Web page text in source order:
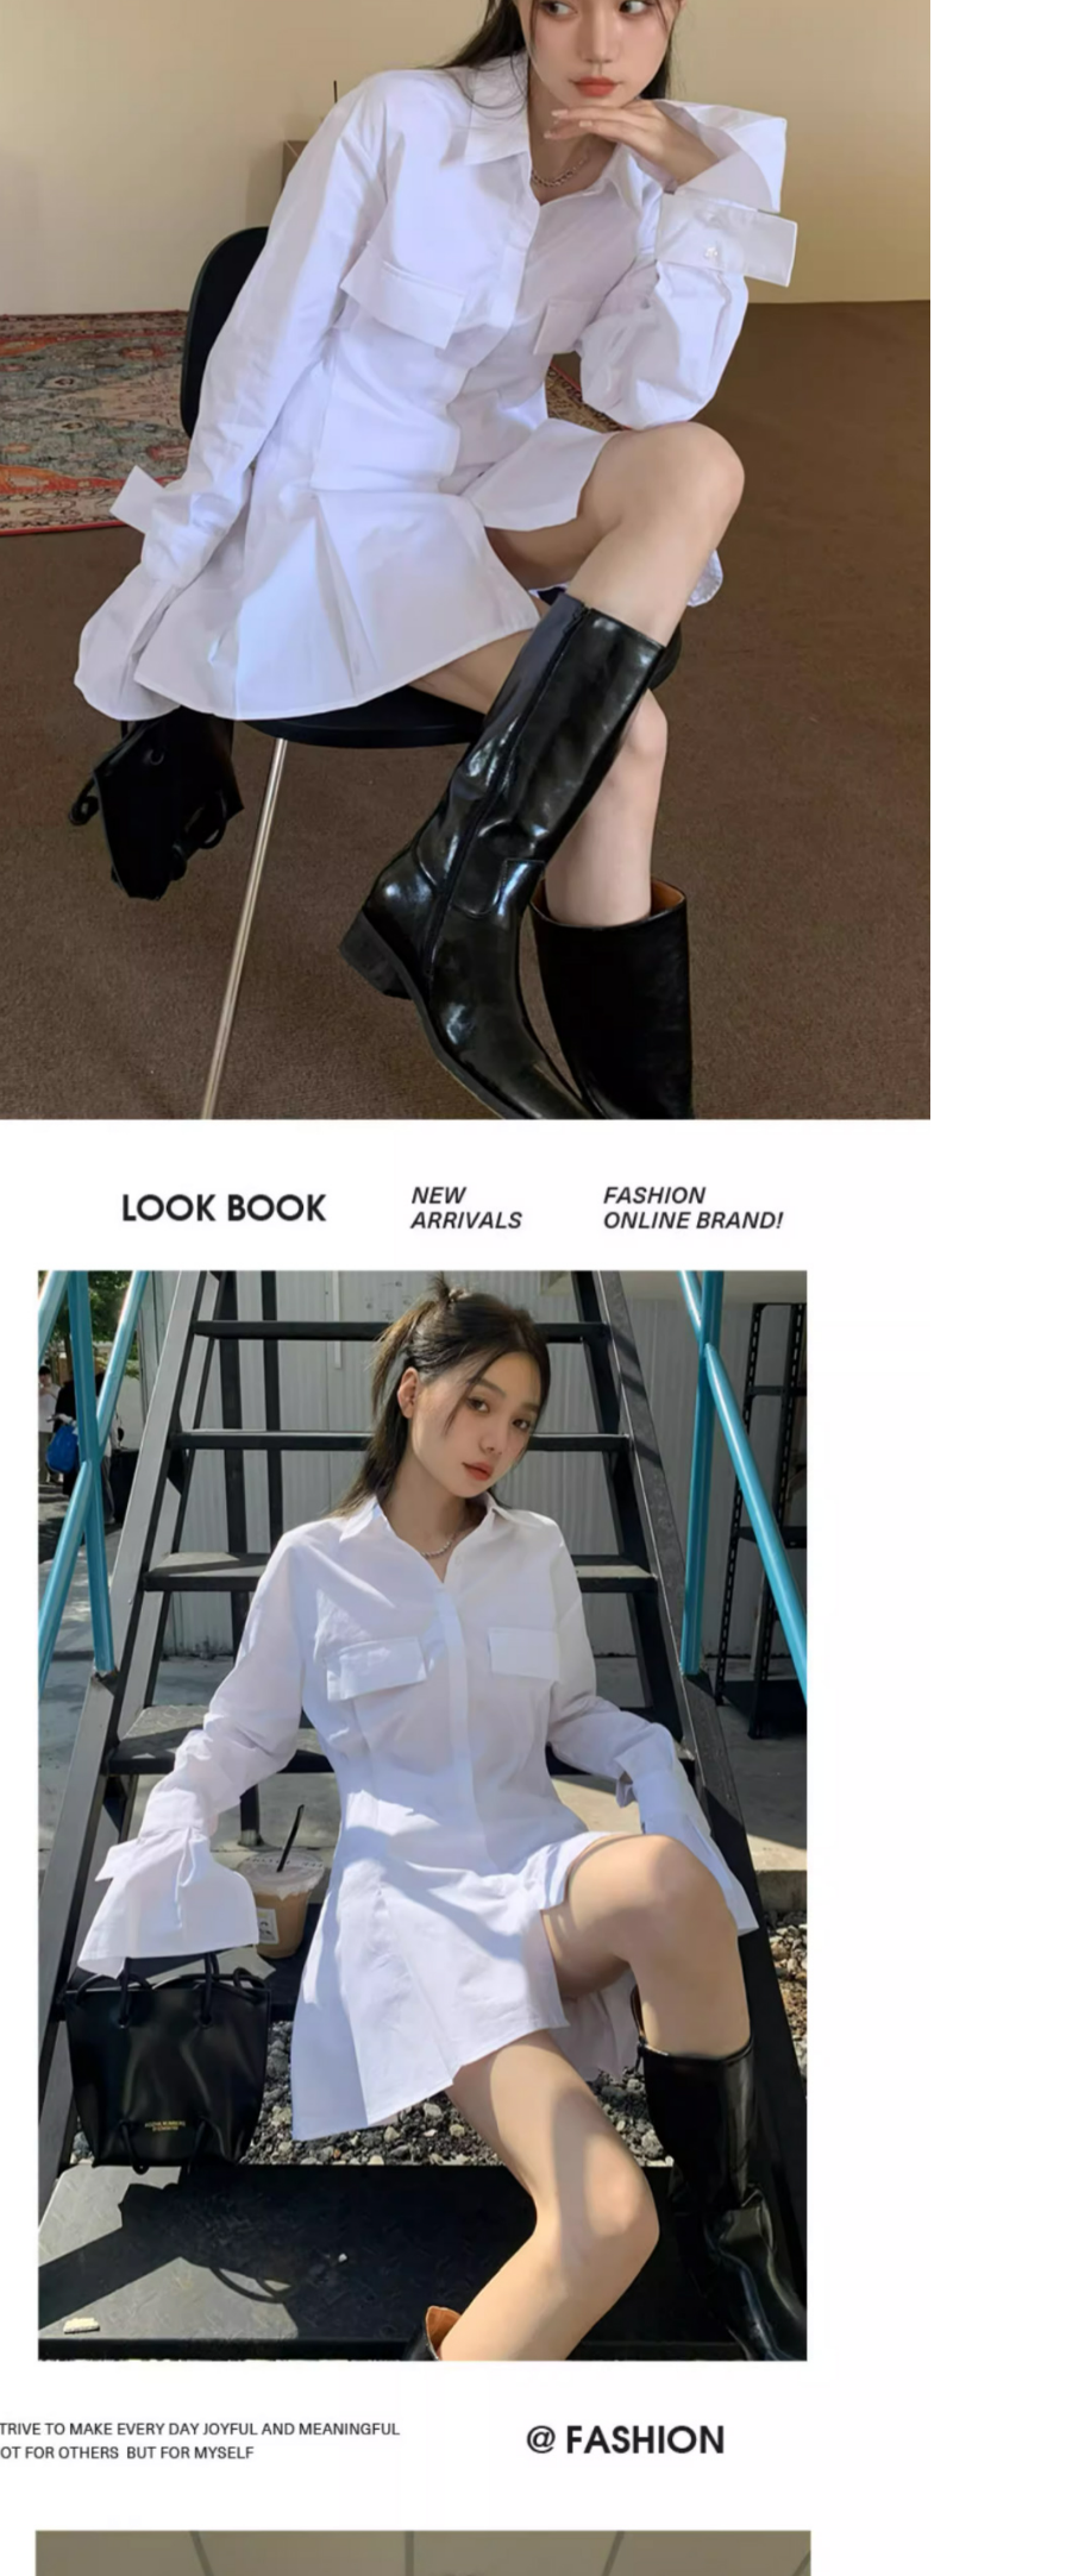
交易，需依本服務之必要範圍內提供個人資料，並將交易相關給付款項請
求債權轉讓予恩沛科技股份有限公司。
２．關於個人資料處理事宜，請瀏覽以下網址：
https://aftee.tw/terms/#terms3
３．未成年的使用者請事先徵得法定代理人或監護人之同意方可使用
「AFTEE先享後付」，若未經同意申辦者引起之損失，本公司不負相關責
任。
４．使用「AFTEE先享後付」時，將依據個別帳號之用戶狀況，依本公司
即時審查核予不同之上限額度；若仍有額度不足之情形，本公司將視審查
結果請求用戶進行身份認證。
５．嚴禁一人註冊多個帳號或使用他人資訊註冊。若發現惡意使用之情
形，恩沛科技股份有限公司將有權停止該用戶之使用額度並採取法律行
每筆NT$80，滿NT$1,500(含以上)免運費
付款後7-11取貨
每筆NT$80，滿NT$1,500(含以上)免運費
宅配
每筆NT$100，滿NT$1,500(含以上)免運費